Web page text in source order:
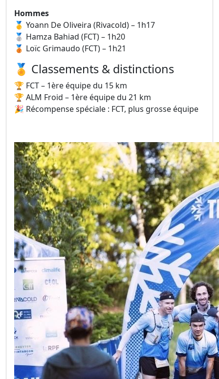
Hommes
🥇 Yoann De Oliveira (Rivacold) – 1h17
🥈 Hamza Bahiad (FCT) – 1h20
🥉 Loïc Grimaudo (FCT) – 1h21
🏅 Classements & distinctions
🏆 FCT – 1ère équipe du 15 km
🏆 ALM Froid – 1ère équipe du 21 km
🎉 Récompense spéciale : FCT, plus grosse équipe